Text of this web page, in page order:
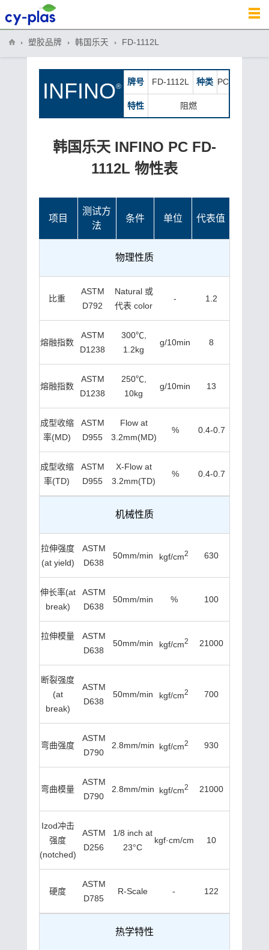
塑胶品牌 韩国乐天 FD-1112L
INFINO® 牌号 FD-1112L 种类 PC
特性 阻燃
韩国乐天 INFINO PC FD-
1112L 物性表
项目
测试方
法
条件 单位 代表值
物理性质
比重
ASTM
D792
Natural 或
代表 color
- 1.2
熔融指数
ASTM
D1238
300℃,
1.2kg
g/10min 8
熔融指数
ASTM
D1238
250℃,
10kg
g/10min 13
成型收缩
率(MD)
ASTM
D955
Flow at
3.2mm(MD)
% 0.4-0.7
成型收缩
率(TD)
ASTM
D955
X-Flow at
3.2mm(TD)
% 0.4-0.7
机械性质
拉伸强度
(at yield)
ASTM
D638
50mm/min kgf/cm2 630
伸长率(at
break)
ASTM
D638
50mm/min % 100
拉伸模量
ASTM
D638
50mm/min kgf/cm2 21000
断裂强度
(at
break)
ASTM
D638
50mm/min kgf/cm2 700
弯曲强度
ASTM
D790
2.8mm/min kgf/cm2 930
弯曲模量
ASTM
D790
2.8mm/min kgf/cm2 21000
Izod冲击
强度
(notched)
ASTM
D256
1/8 inch at
23°C
kgf·cm/cm 10
硬度
ASTM
D785
R-Scale - 122
热学特性